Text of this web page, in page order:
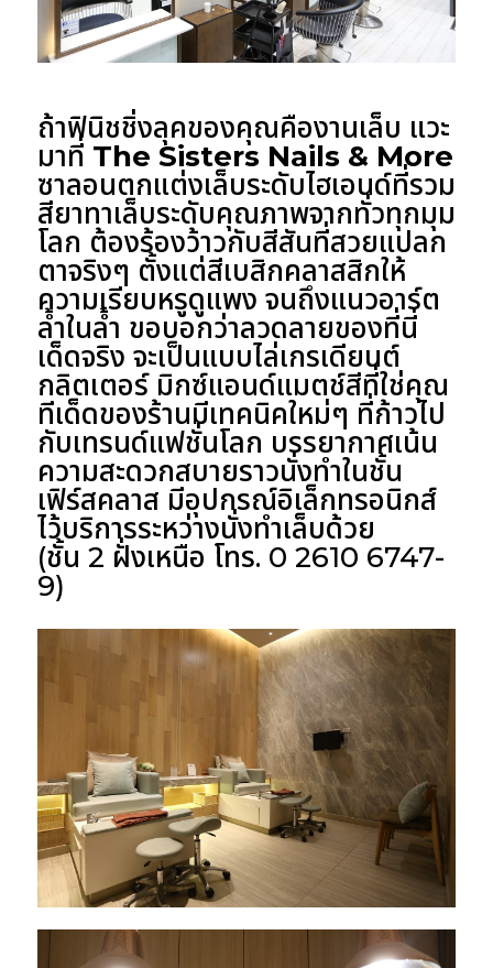
ถ้าฟินิชชิ่งลุคของคุณคืองานเล็บ แวะ
มาที่ The Sisters Nails & More
ซาลอนตกแต่งเล็บระดับไฮเอนด์ที่รวม
สียาทาเล็บระดับคุณภาพจากทั่วทุกมุม
โลก ต้องร้องว้าวกับสีสันที่สวยแปลก
ตาจริงๆ ตั้งแต่สีเบสิกคลาสสิกให้
ความเรียบหรูดูแพง จนถึงแนวอาร์ต
ล้ำในล้ำ ขอบอกว่าลวดลายของที่นี่
เด็ดจริง จะเป็นแบบไล่เกรเดียนต์
กลิตเตอร์ มิกซ์แอนด์แมตช์สีที่ใช่คุณ
ทีเด็ดของร้านมีเทคนิคใหม่ๆ ที่ก้าวไป
กับเทรนด์แฟชั่นโลก บรรยากาศเน้น
ความสะดวกสบายราวนั่งทำในชั้น
เฟิร์สคลาส มีอุปกรณ์อิเล็กทรอนิกส์
ไว้บริการระหว่างนั่งทำเล็บด้วย
(ชั้น 2 ฝั่งเหนือ โทร. 0 2610 6747-
9)